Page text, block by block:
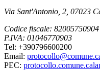
Via Sant'Antonio, 2, 07023
Codice fiscale: 82005750904
P.IVA: 01046770903
Tel: +390796600200
Email:
PEC: